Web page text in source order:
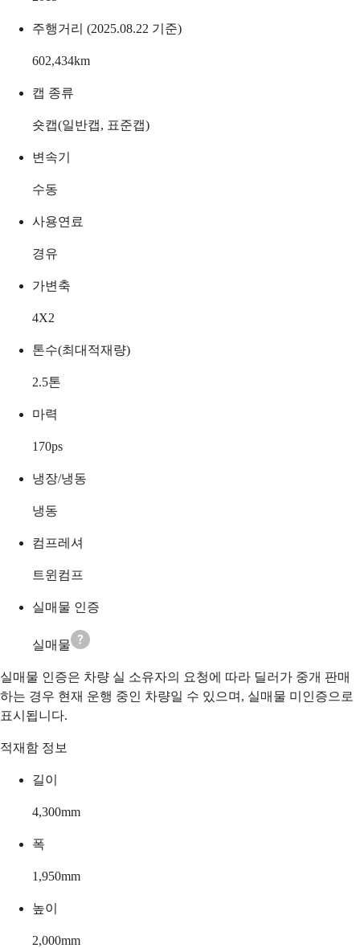
주행거리 (2025.08.22 기준)
602,434km
캡 종류
숏캡(일반캡, 표준캡)
변속기
수동
사용연료
경유
가변축
4X2
톤수(최대적재량)
2.5톤
마력
170ps
냉장/냉동
냉동
컴프레셔
트윈컴프
실매물 인증
실매물
실매물 인증은 차량 실 소유자의 요청에 따라 딜러가 중개 판매
하는 경우 현재 운행 중인 차량일 수 있으며, 실매물 미인증으로
표시됩니다.
적재함 정보
길이
4,300mm
폭
1,950mm
높이
2,000mm